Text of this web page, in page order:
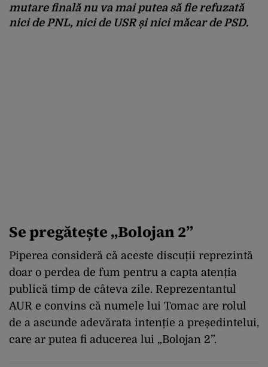
mutare finală nu va mai putea să fie refuzată
nici de PNL, nici de USR și nici măcar de PSD.
Se pregătește „Bolojan 2”
Piperea consideră că aceste discuții reprezintă
doar o perdea de fum pentru a capta atenția
publică timp de câteva zile. Reprezentantul
AUR e convins că numele lui Tomac are rolul
de a ascunde adevărata intenție a președintelui,
care ar putea fi aducerea lui „Bolojan 2”.